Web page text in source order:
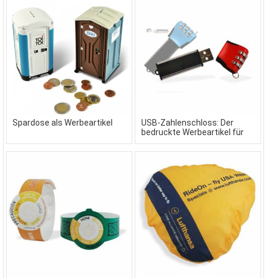
Spardose als Werbeartikel
USB-Zahlenschloss: Der
bedruckte Werbeartikel für
den Datenschutz